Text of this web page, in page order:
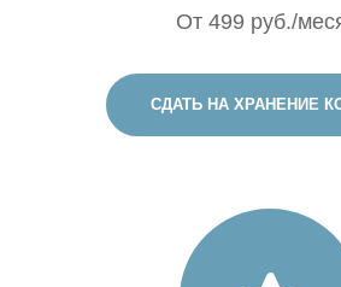
От 499 руб./
СДАТЬ НА ХРАНЕНИЕ